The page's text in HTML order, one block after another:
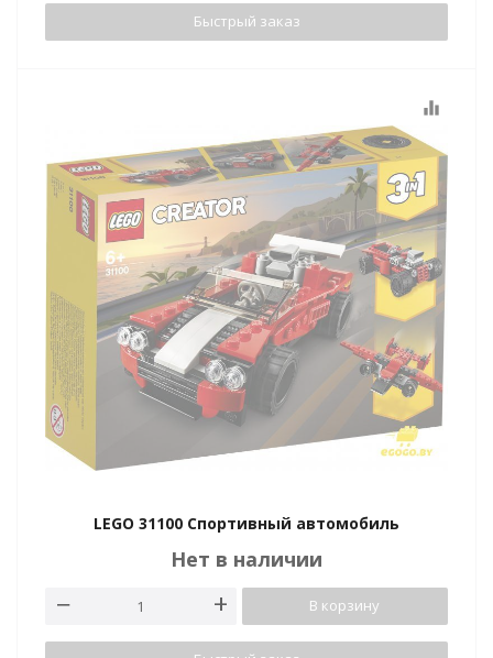
Быстрый заказ
equalizer
LEGO 31100 Спортивный автомобиль
Нет в наличии
В корзину